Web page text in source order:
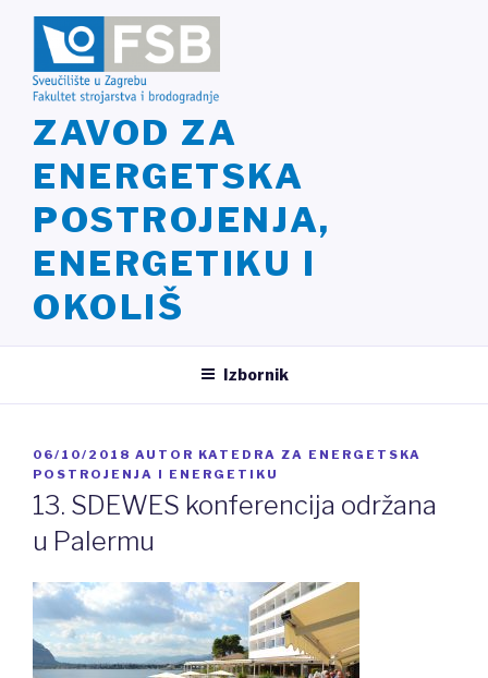
Preskoči
ZAVOD ZA
ENERGETSKA
POSTROJENJA,
ENERGETIKU I
OKOLIŠ
Izbornik
OBJAVLJENO
06/10/2018 AUTOR KATEDRA ZA ENERGETSKA
POSTROJENJA I ENERGETIKU
13. SDEWES konferencija održana
u Palermu